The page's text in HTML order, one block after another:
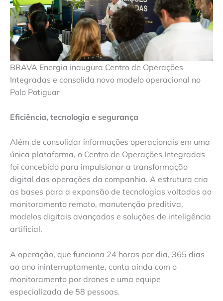
BRAVA Energia inaugura Centro de Operações
Integradas e consolida novo modelo operacional no
Polo Potiguar
Eficiência, tecnologia e segurança
Além de consolidar informações operacionais em uma
única plataforma, o Centro de Operações Integradas
foi concebido para impulsionar a transformação
digital das operações da companhia. A estrutura cria
as bases para a expansão de tecnologias voltadas ao
monitoramento remoto, manutenção preditiva,
modelos digitais avançados e soluções de inteligência
artificial.
A operação, que funciona 24 horas por dia, 365 dias
ao ano ininterruptamente, conta ainda com o
monitoramento por drones e uma equipe
especializada de 58 pessoas.